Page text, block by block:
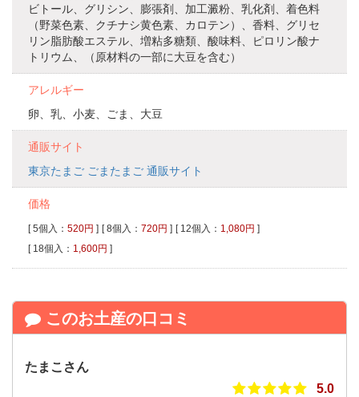
ビトール、グリシン、膨張剤、加工澱粉、乳化剤、着色料
（野菜色素、クチナシ黄色素、カロテン）、香料、グリセ
リン脂肪酸エステル、増粘多糖類、酸味料、ピロリン酸ナ
トリウム、（原材料の一部に大豆を含む）
アレルギー
卵、乳、小麦、ごま、大豆
通販サイト
東京たまご ごまたまご 通販サイト
価格
[ 5個入： 520円 ] [ 8個入： 720円 ] [ 12個入： 1,080円 ]
[ 18個入： 1,600円 ]
このお土産の口コミ
たまこさん
5.0